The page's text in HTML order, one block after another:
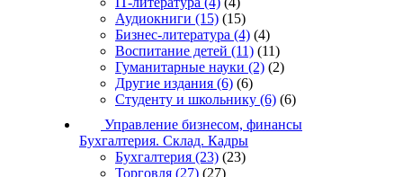
Аудиокниги (15) (15)
Бизнес-литература (4) (4)
Воспитание детей (11) (11)
Гуманитарные науки (2) (2)
Другие издания (6) (6)
Студенту и школьнику (6) (6)
Управление бизнесом, финансы
Бухгалтерия. Склад. Кадры
Бухгалтерия (23) (23)
Торговля (27) (27)